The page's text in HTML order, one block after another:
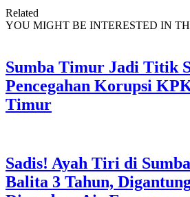
Related
YOU MIGHT BE INTERESTED IN
Sumba Timur Jadi Titik
Pencegahan Korupsi
Timur
Sadis! Ayah Tiri di
Balita 3 Tahun,